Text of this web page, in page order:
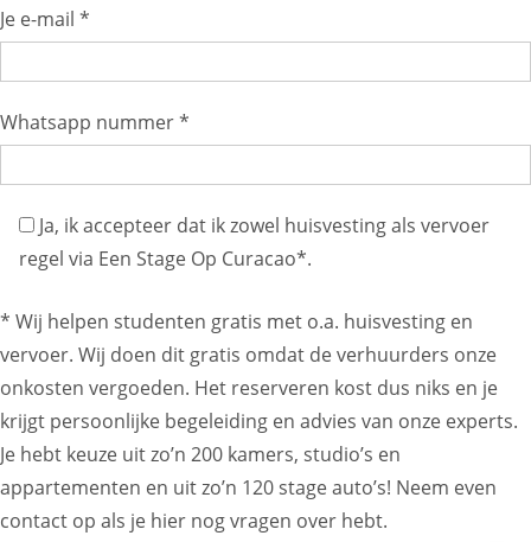
Je e-mail *
Whatsapp nummer *
Ja, ik accepteer dat ik zowel huisvesting als vervoer
regel via Een Stage Op Curacao*.
* Wij helpen studenten gratis met o.a. huisvesting en
vervoer. Wij doen dit gratis omdat de verhuurders onze
onkosten vergoeden. Het reserveren kost dus niks en je
krijgt persoonlijke begeleiding en advies van onze experts.
Je hebt keuze uit zo’n 200 kamers, studio’s en
appartementen en uit zo’n 120 stage auto’s! Neem even
contact op als je hier nog vragen over hebt.